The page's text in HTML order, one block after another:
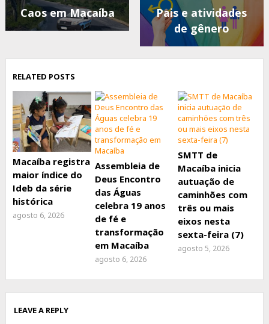
Caos em Macaíba
Pais e atividades
de gênero
RELATED POSTS
Macaíba registra
maior índice do
Ideb da série
histórica
agosto 6, 2026
Assembleia de
Deus Encontro
das Águas
celebra 19 anos
de fé e
transformação
em Macaíba
agosto 6, 2026
SMTT de
Macaíba inicia
autuação de
caminhões com
três ou mais
eixos nesta
sexta-feira (7)
agosto 5, 2026
LEAVE A REPLY